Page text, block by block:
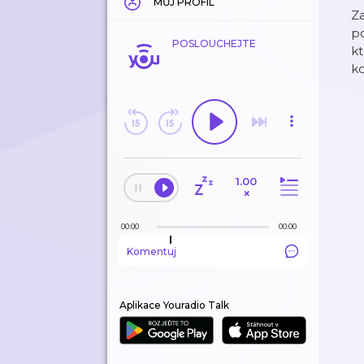
POSLOUCHEJTE
1.00
×
00:00 00:00
Komentuj
Aplikace Youradio Talk